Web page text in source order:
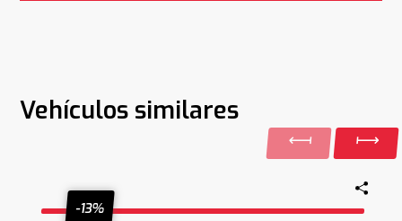
Vehículos similares
-13%